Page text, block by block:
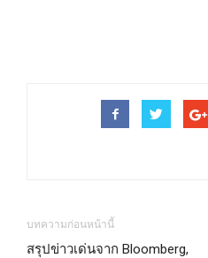
บทความก่อนหน้านี้
สรุปข่าวเด่นจาก Bloomberg,